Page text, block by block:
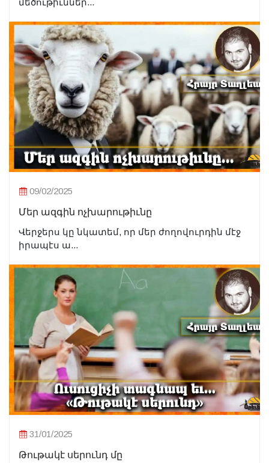
09/02/2025
Մեր ազգին ոչխարութիւնը
Վերջերս կը նկատեմ, որ մեր ժողովուրդին մէջ
իրապէս ա...
31/01/2025
Թութակէ սերունդ մը